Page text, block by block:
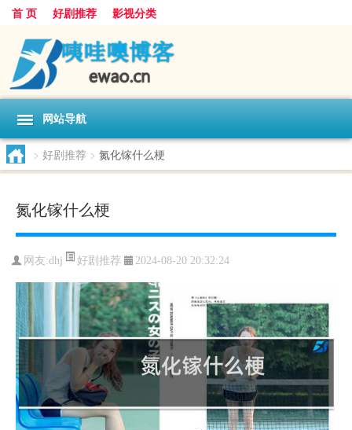
首 页 好剧推荐 影视分类
网站导航
> 好剧推荐 > 氮化镓什么梗
氮化镓什么梗
网友:dhj 好剧推荐 2024-08-20 20:32:24